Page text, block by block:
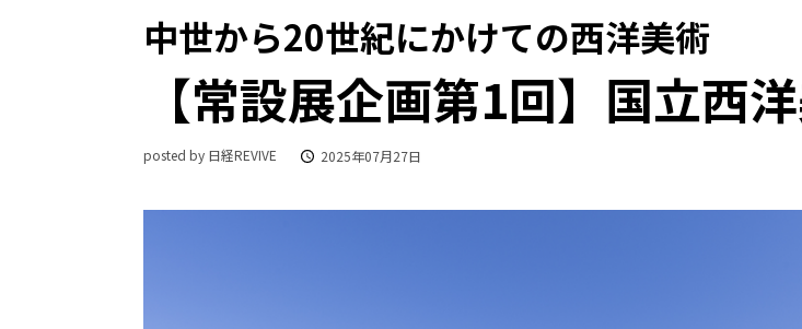
中世から20世紀にかけての西洋美術
【常設展企画第1回】国立西
posted by 日経REVIVE 2025年07月27日